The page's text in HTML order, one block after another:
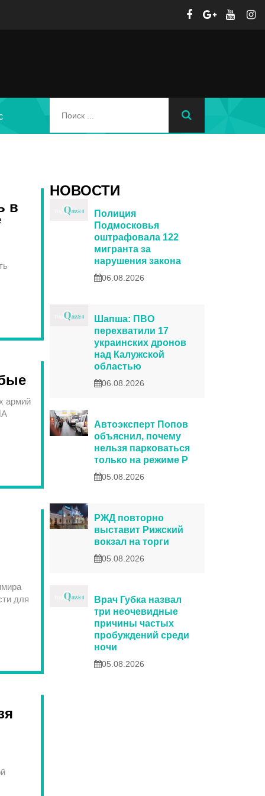
в
армий
для
НОВОСТИ
Полиция
Подмосковья
оштрафовала 122
мигранта за
нарушения закона
06.08.2026
Шапша: ПВО
перехватили 17
украинских дронов
над Калужской
областью
06.08.2026
Автоэксперт Попов
объяснил, почему
нельзя парковаться
только на режиме P
05.08.2026
РЖД повторно
выставит Рижский
вокзал на торги
05.08.2026
Врач Губка назвал
три неочевидные
причины частых
пробуждений среди
ночи
05.08.2026